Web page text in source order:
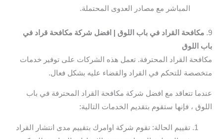
المباشر مع مصادر العدوى المحتملة.
9. مكافحة القراد في باب اللوق | افضل شركة مكافحة قراد في
باب اللوق
مكافحة القراد المحترفة. تعمل هذه الشركات على توفير خدمات
متخصصة للتحكم في القراد والقضاء عليه بشكل فعال.
عندما تتعاقد مع افضل شركة مكافحة القراد المحترفة في باب
اللوق ، فإنها ستقوم بتقديم الخدمات التالية:
تقييم الحالة: تقوم شركة اوامرك بتقييم مدى انتشار القراد